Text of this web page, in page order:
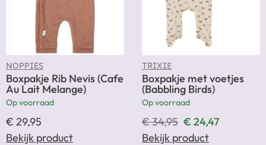
NOPPIES
Boxpakje Rib Nevis (Cafe
Au Lait Melange)
Op voorraad
€ 29,95
Bekijk product
TRIXIE
Boxpakje met voetjes
(Babbling Birds)
Op voorraad
€34,95 € 24,47
Bekijk product